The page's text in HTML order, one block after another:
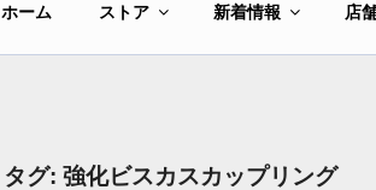
ホーム ストア 新着情報 店
タグ: 強化ビスカスカップリング